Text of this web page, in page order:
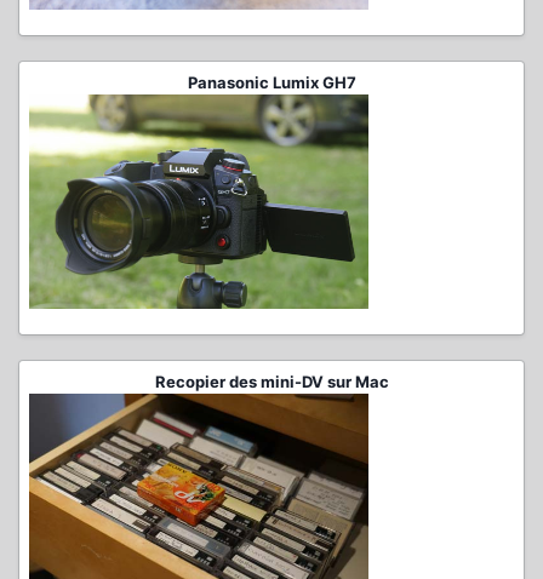
Panasonic Lumix GH7
Recopier des mini-DV sur Mac